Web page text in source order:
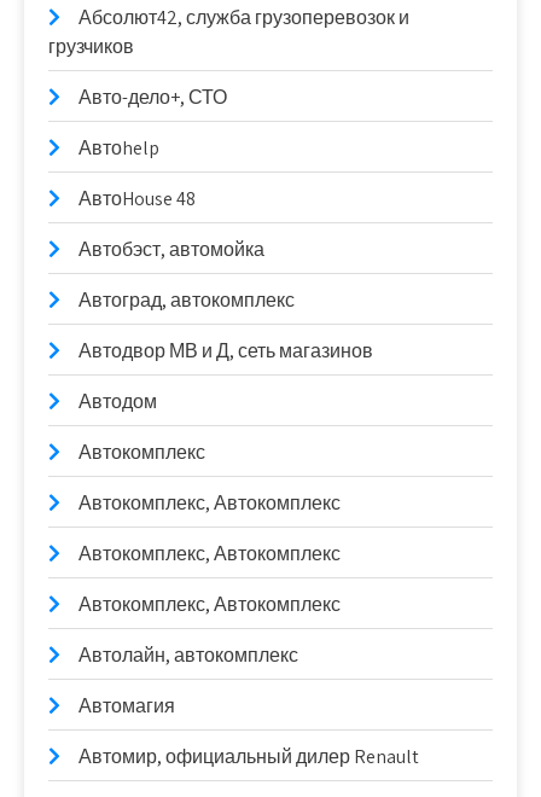
Абсолют42, служба грузоперевозок и
грузчиков
Авто-дело+, СТО
Автоhelp
АвтоHouse 48
Автобэст, автомойка
Автоград, автокомплекс
Автодвор МВ и Д, сеть магазинов
Автодом
Автокомплекс
Автокомплекс, Автокомплекс
Автокомплекс, Автокомплекс
Автокомплекс, Автокомплекс
Автолайн, автокомплекс
Автомагия
Автомир, официальный дилер Renault